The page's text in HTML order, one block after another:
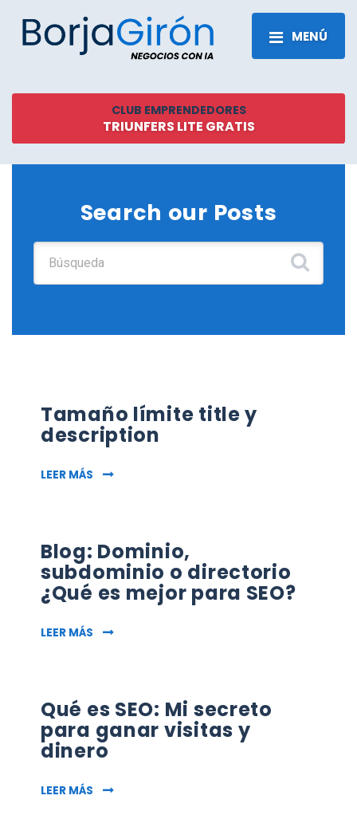
MENÚ
CLUB EMPRENDEDORES
TRIUNFERS LITE GRATIS
Search our Posts
Tamaño límite title y
description
LEER MÁS TAMAÑO LÍMITE TITLE Y DESCRIPTION
Blog: Dominio,
subdominio o directorio
¿Qué es mejor para SEO?
LEER MÁS BLOG: DOMINIO, SUBDOMINIO O DIRECTORIO
Qué es SEO: Mi secreto
para ganar visitas y
dinero
LEER MÁS QUÉ ES SEO: MI SECRETO PARA GANAR